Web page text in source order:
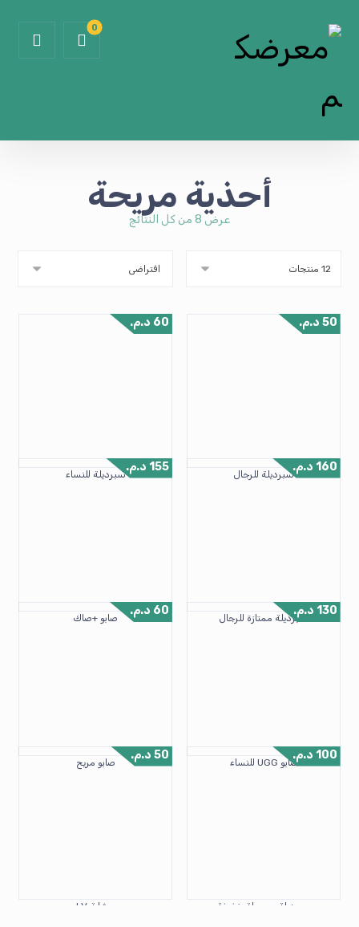
أحذية مريحة
عرض ⁦8⁩ من كل النتائج
سبرديلة للرجال
50 د.م.
سبرديلة للنساء
60 د.م.
سبرديلة ممتازة للرجال
160 د.م.
صابو +صاك
155 د.م.
صابو UGG للنساء
130 د.م.
صابو مريح
60 د.م.
صبرديلة صوميلة خفيفة
100 د.م.
مشاية LV
50 د.م.